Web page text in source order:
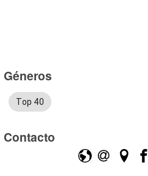
Géneros
Top 40
Contacto